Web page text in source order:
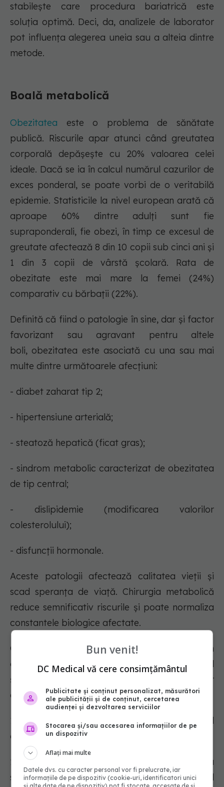
stabilește care procedura bariatrică este
soluția optimă. Deci, da, analizele de laborator
pot influența alegerea uneia sau a alteia dintre
metode.
Boală metabolică
Obezitatea este o problema de sănătate
publică. Riscurile apar atunci când greutatea
corporală depășește cu 20% valoarea celei
ideale. Dacă se ia în calcul numărul cazurilor de
exces ponderal, se poate vorbi de o veritabilă
epidemie. Statisticile la nivel european arată că
aproape 60% dintre adulți sunt fie
supraponderali, fie obezi, în timp ce excesul de
greutate afectează 8 din 10 copii sub cinci ani și
1 din 3 copii de vârstă școlară. Rata de
obezitate este mai mare la femei (24%)
comparativ cu bărbații (22%).
Definită că fiind o patologie în sine, dar și factor
favorizant sau agravant pentru altele
boli, obezitatea este asociată cu una sau mai
multe dintre următoarele afecțiuni:
- diabet zaharat tip 2;
- hipertensiune arterială;
- steatoză hepatică (ficat gras);
- sindrom metabolic caracterizat de obezitatea
de tip central;
- dislipidemie (modificarea valorilor
colesterolului);
- disfuncții hormonale.
Aceste patologii afectează calitatea vieții și
scad speranța de viață. Chirurgia metabolică
reduce semnificativ riscurile și poate normaliza
constantele biologice afectate.
Cele cinci tipuri de intervenții chirurgicale prin
care se obține scăderea excesului ponderal
și ameliorarea semnificativă a afecțiunilor
generate sunt:
1. gastric banding, prin montarea unui inel
gastric reglabil;
2. gastric sleeve, reprezintă micșorarea
stomacului prin secționarea să de-a lungul
Bun venit!
DC Medical vă cere consimțământul
Publicitate și conținut personalizat, măsurători
ale publicității și de conținut, cercetarea
audienței și dezvoltarea serviciilor
Stocarea și/sau accesarea informațiilor de pe
un dispozitiv
Aflați mai multe
Datele dvs. cu caracter personal vor fi prelucrate, iar
informațiile de pe dispozitiv (cookie-uri, identificatori unici